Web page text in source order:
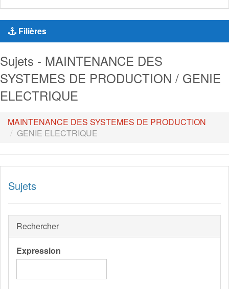
Filières
Sujets - MAINTENANCE DES
SYSTEMES DE PRODUCTION / GENIE
ELECTRIQUE
MAINTENANCE DES SYSTEMES DE PRODUCTION
GENIE ELECTRIQUE
Sujets
Rechercher
Expression